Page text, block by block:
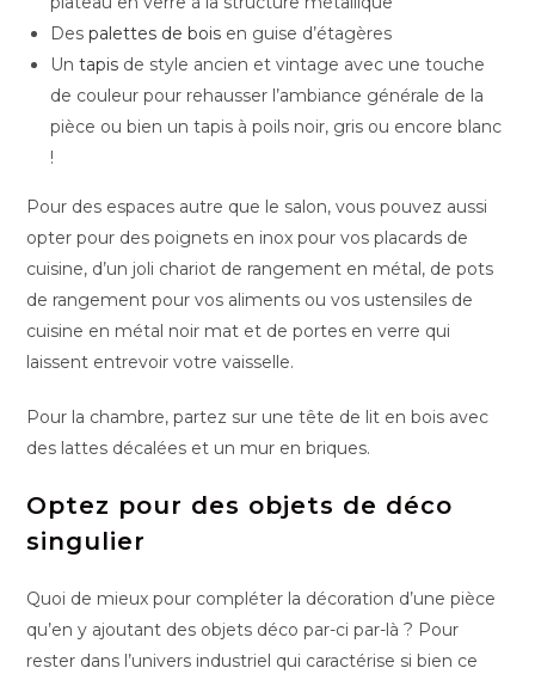
Despalettes de bois en guise d’étagères
Untapis de style ancien et vintage avec une touche
de couleur pour rehausser l’ambiance générale de la
pièce ou bien un tapis à poils noir, gris ou encore blanc
!
Pour des espaces autre que le salon, vous pouvez aussi
opter pour des poignets en inox pour vos placards de
cuisine, d’un joli chariot de rangement en métal, de pots
de rangement pour vos aliments ou vos ustensiles de
cuisine en métal noir mat et de portes en verre qui
laissent entrevoir votre vaisselle.
Pour la chambre, partez sur une tête de lit en bois avec
des lattes décalées et un mur en briques.
Optez pour des objets de déco
singulier
Quoi de mieux pour compléter la décoration d’une pièce
qu’en y ajoutant des objets déco par-ci par-là ? Pour
rester dans l’univers industriel qui caractérise si bien ce